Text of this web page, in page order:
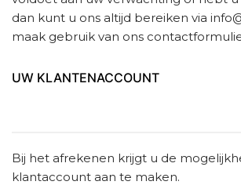
dan kunt u ons altijd bereiken via
maak gebruik van ons
UW KLANTENACCOUNT
Bij het afrekenen krijgt u de
klantaccount aan te maken.